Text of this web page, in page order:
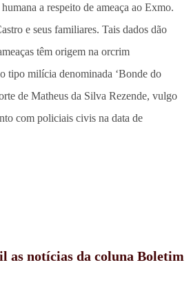
a respeito de ameaça ao Exmo.
e seus familiares. Tais dados dão
têm origem na orcrim
tipo milícia denominada ‘Bonde do
de Matheus da Silva Rezende, vulgo
com policiais civis na data de
as notícias da coluna Boletim